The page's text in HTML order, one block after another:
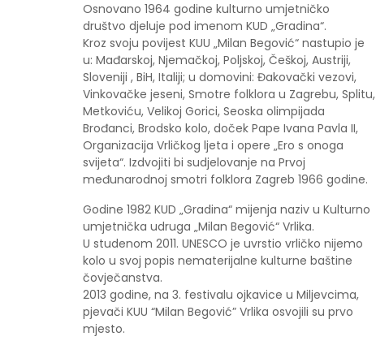
Osnovano 1964 godine kulturno umjetničko
društvo djeluje pod imenom KUD „Gradina“.
Kroz svoju povijest KUU „Milan Begović“ nastupio je
u: Mađarskoj, Njemačkoj, Poljskoj, Češkoj, Austriji,
Sloveniji , BiH, Italiji; u domovini: Đakovački vezovi,
Vinkovačke jeseni, Smotre folklora u Zagrebu, Splitu,
Metkoviću, Velikoj Gorici, Seoska olimpijada
Brođanci, Brodsko kolo, doček Pape Ivana Pavla II,
Organizacija Vrličkog ljeta i opere „Ero s onoga
svijeta“. Izdvojiti bi sudjelovanje na Prvoj
međunarodnoj smotri folklora Zagreb 1966 godine.
Godine 1982 KUD „Gradina“ mijenja naziv u Kulturno
umjetnička udruga „Milan Begović“ Vrlika.
U studenom 2011. UNESCO je uvrstio vrličko nijemo
kolo u svoj popis nematerijalne kulturne baštine
čovječanstva.
2013 godine, na 3. festivalu ojkavice u Miljevcima,
pjevači KUU “Milan Begović” Vrlika osvojili su prvo
mjesto.